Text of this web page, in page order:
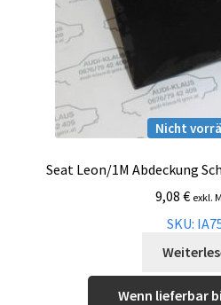
Nicht
Seat Leon/1M Abdeckung
9,08 € exkl.
SKU:
Wenn lieferbar